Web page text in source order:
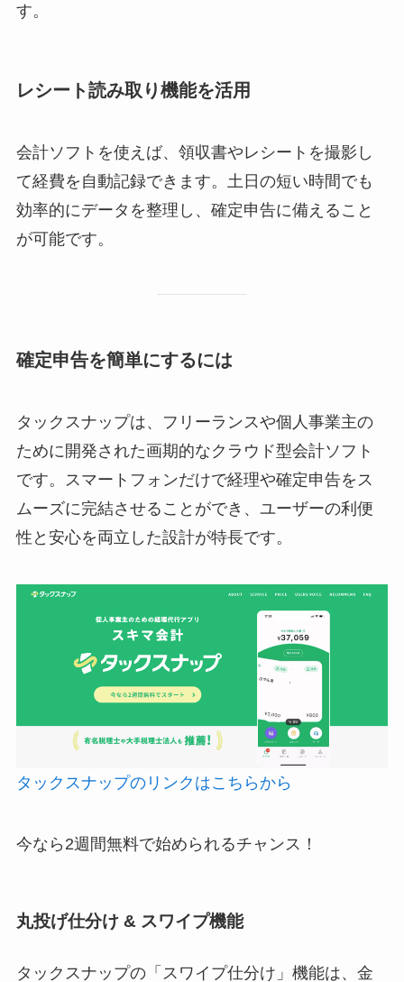
す。
レシート読み取り機能を活用
会計ソフトを使えば、領収書やレシートを撮影し
て経費を自動記録できます。土日の短い時間でも
効率的にデータを整理し、確定申告に備えること
が可能です。
確定申告を簡単にするには
タックスナップは、フリーランスや個人事業主の
ために開発された画期的なクラウド型会計ソフト
です。スマートフォンだけで経理や確定申告をス
ムーズに完結させることができ、ユーザーの利便
性と安心を両立した設計が特長です。
タックスナップのリンクはこちらから
今なら2週間無料で始められるチャンス！
丸投げ仕分け & スワイプ機能
タックスナップの「スワイプ仕分け」機能は、金